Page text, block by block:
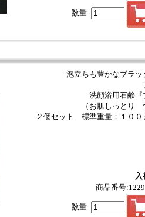
数量:
泡立ちも豊かなブラッ
洗顔浴用石鹸『
（お肌しっとり
２個セット 標準重量：１０
入
商品番号
数量: